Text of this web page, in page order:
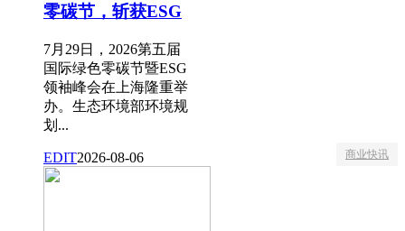
零碳节，斩获ESG
7月29日，2026第五届
国际绿色零碳节暨ESG
领袖峰会在上海隆重举
办。生态环境部环境规
划...
EDIT2026-08-06 商业快讯